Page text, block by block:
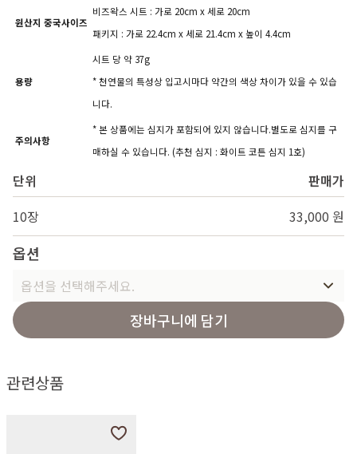
원산지 중국사이즈
비즈왁스 시트 : 가로 20cm x 세로 20cm
패키지 : 가로 22.4cm x 세로 21.4cm x 높이 4.4cm
용량
시트 당 약 37g
* 천연물의 특성상 입고시마다 약간의 색상 차이가 있을 수 있습
니다.
주의사항
* 본 상품에는 심지가 포함되어 있지 않습니다.별도로 심지를 구
매하실 수 있습니다. (추천 심지 : 화이트 코튼 심지 1호)
단위
판매가
10장
33,000 원
옵션
옵션을 선택해주세요.
장바구니에 담기
관련상품